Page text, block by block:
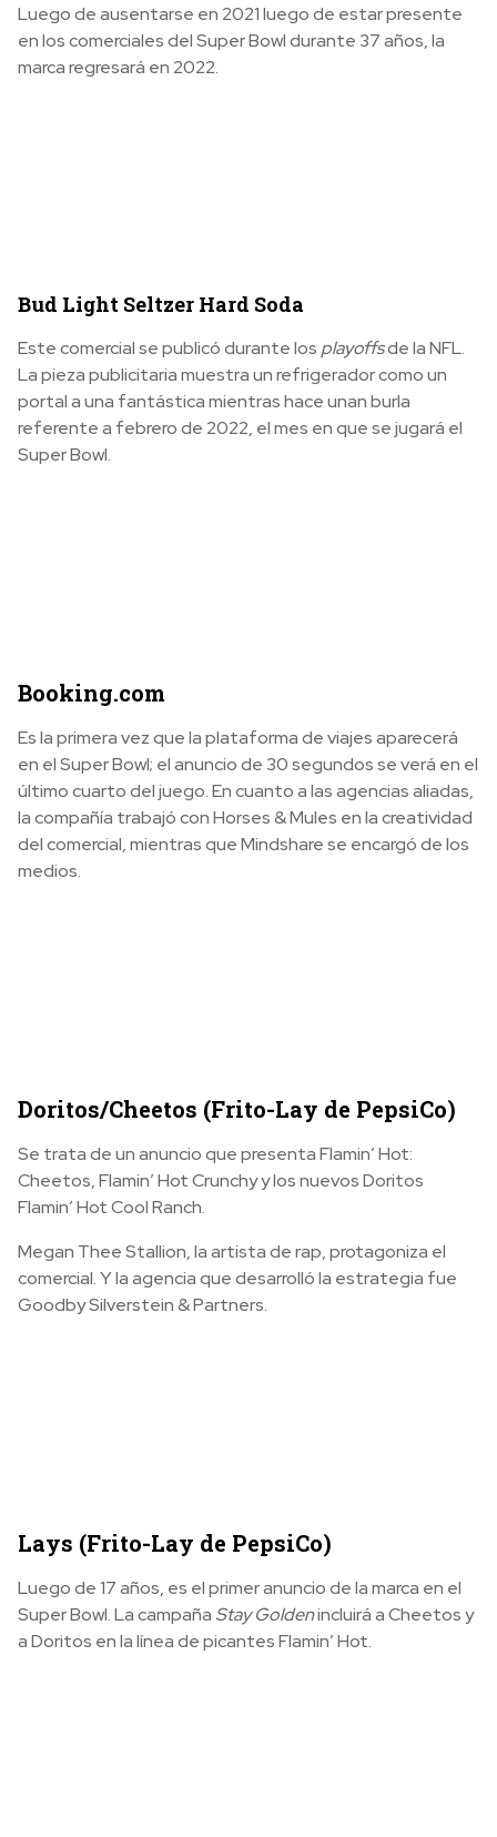
Luego de ausentarse en 2021 luego de estar presente
en los comerciales del Super Bowl durante 37 años, la
marca regresará en 2022.
Bud Light Seltzer Hard Soda
Este comercial se publicó durante los playoffsde la NFL.
La pieza publicitaria muestra un refrigerador como un
portal a una fantástica mientras hace unan burla
referente a febrero de 2022, el mes en que se jugará el
Super Bowl.
Booking.com
Es la primera vez que la plataforma de viajes aparecerá
en el Super Bowl; el anuncio de 30 segundos se verá en el
último cuarto del juego. En cuanto a las agencias aliadas,
la compañía trabajó con Horses & Mules en la creatividad
del comercial, mientras que Mindshare se encargó de los
medios.
Doritos/Cheetos (Frito-Lay de PepsiCo)
Se trata de un anuncio que presenta Flamin’ Hot:
Cheetos, Flamin’ Hot Crunchy y los nuevos Doritos
Flamin’ Hot Cool Ranch.
Megan Thee Stallion, la artista de rap, protagoniza el
comercial. Y la agencia que desarrolló la estrategia fue
Goodby Silverstein & Partners.
Lays (Frito-Lay de PepsiCo)
Luego de 17 años, es el primer anuncio de la marca en el
Super Bowl. La campaña Stay Goldenincluirá a Cheetos y
a Doritos en la línea de picantes Flamin’ Hot.